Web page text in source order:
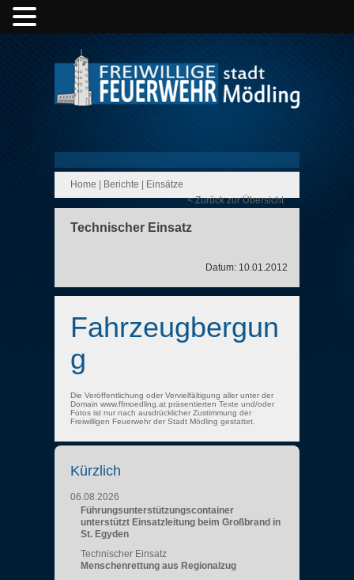
Home Berichte
Einsätze
< Zurück zur Übersicht
Technischer Einsatz
Datum: 10.01.2012
Fahrzeugbergun
g
Die Veröffentlichung oder Vervielfältigung aller unter der
Domain www.ffmoedling.at präsentierten Texte und/oder
Fotos ist nur nach ausdrücklicher Zustimmung der
Freiwilligen Feuerwehr der Stadt Mödling gestattet.
Kürzlich
06.08.2026
Führungsunterstützungscontainer
unterstützt Einsatzleitung beim Großbrand in
St. Egyden
Technischer Einsatz
Menschenrettung aus Regionalzug